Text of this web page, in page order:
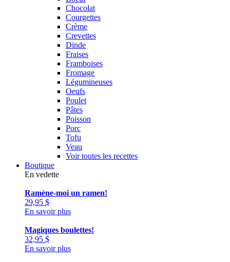
Chocolat
Courgettes
Crème
Crevettes
Dinde
Fraises
Framboises
Fromage
Légumineuses
Oeufs
Poulet
Pâtes
Poisson
Porc
Tofu
Veau
Voir toutes les recettes
Boutique
En vedette
Ramène-moi un ramen!
29,95 $
En savoir plus
Magiques boulettes!
32,95 $
En savoir plus